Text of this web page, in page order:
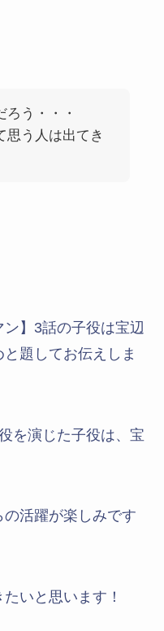
う・・・
思う人は出てき
】3話の子役は宝辺
題してお伝えしま
を演じた子役は、宝
活躍が楽しみです
いと思います！